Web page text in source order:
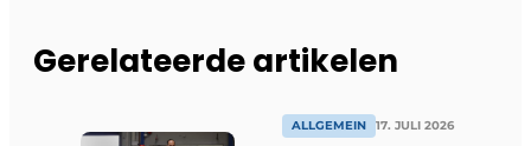
Gerelateerde artikelen
ALLGEMEIN 17. JULI 2026